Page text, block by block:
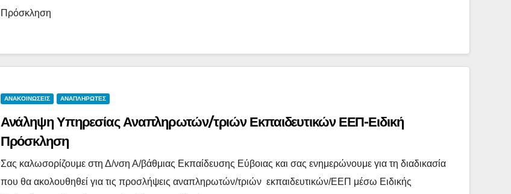
Πρόσκληση
ΑΝΑΚΟΙΝΩΣΕΙΣ ΑΝΑΠΛΗΡΩΤΕΣ
Ανάληψη Υπηρεσίας Αναπληρωτών/τριών Εκπαιδευτικών ΕΕΠ-Ειδική
Πρόσκληση
Σας καλωσορίζουμε στη Δ/νση Α/βάθμιας Εκπαίδευσης Εύβοιας και σας ενημερώνουμε για τη διαδικασία
που θα ακολουθηθεί για τις προσλήψεις αναπληρωτών/τριών εκπαιδευτικών/ΕΕΠ μέσω Ειδικής